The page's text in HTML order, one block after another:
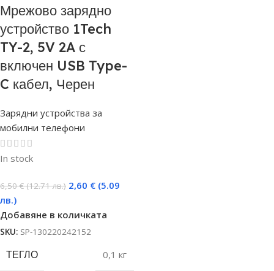
Мрежово зарядно
устройство 1Tech
TY-2, 5V 2A с
включен USB Type-
C кабел, Черен
Зарядни устройства за
мобилни телефони
In stock
6,50€ (12.71 лв.) 2,60 € (5.09
лв.)
Добавяне в количката
SKU: SP-130220242152
ТЕГЛО 0,1 кг